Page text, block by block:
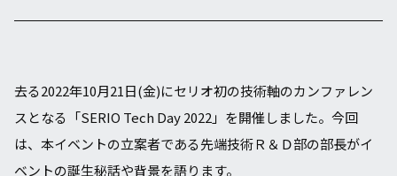
去る2022年10月21日(⾦)にセリオ初の技術軸のカンファレン
スとなる「SERIO Tech Day 2022」を開催しました。今回
は、本イベントの立案者である先端技術Ｒ＆Ｄ部の部長がイ
ベントの誕⽣秘話や背景を語ります。